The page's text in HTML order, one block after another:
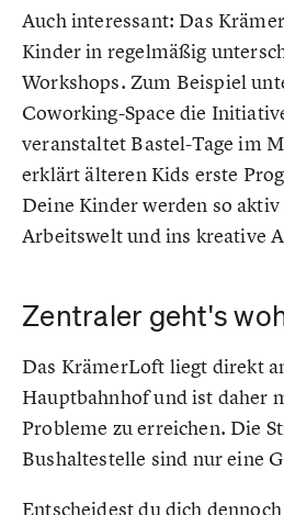
Auch interessant: Das
Kinder in regelmäßig
Workshops. Zum Beispiel
Coworking-Space die
veranstaltet Bastel-Tage im
erklärt älteren Kids erste
Deine Kinder werden so
Arbeitswelt und ins kreative
Zentraler geht's
Das KrämerLoft liegt direkt
Hauptbahnhof und ist daher
Probleme zu erreichen. Die
Bushaltestelle sind nur eine
Entscheidest du dich